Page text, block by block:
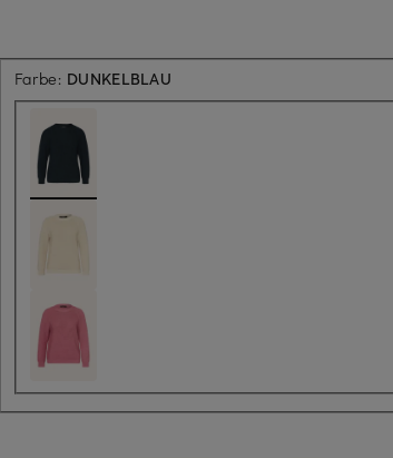
Farbe: DUNKELBLAU